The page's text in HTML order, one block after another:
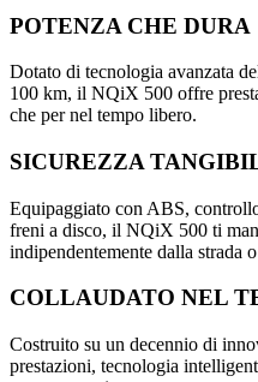
POTENZA CHE DURA
Dotato di tecnologia avanzata
100 km, il NQiX 500 offre
che per nel tempo libero.
SICUREZZA
Equipaggiato con ABS,
freni a disco, il NQiX 500 ti
indipendentemente dalla strada
COLLAUDATO NEL
Costruito su un decennio di
prestazioni, tecnologia